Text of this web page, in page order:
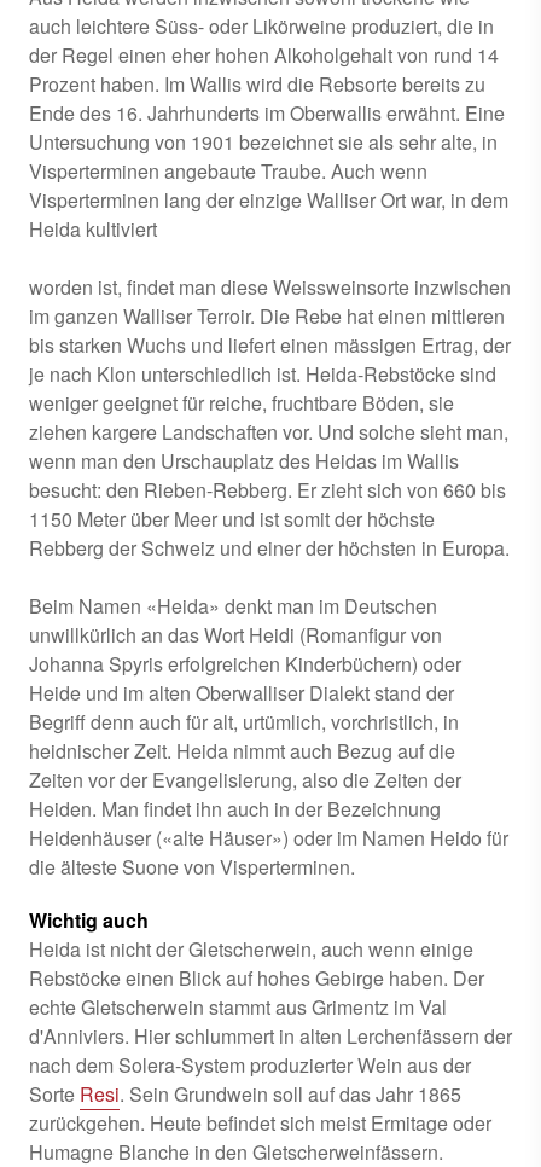
auch leichtere Süss- oder Likörweine produziert, die in
der Regel einen eher hohen Alkoholgehalt von rund 14
Prozent haben. Im Wallis wird die Rebsorte bereits zu
Ende des 16. Jahrhunderts im Oberwallis erwähnt. Eine
Untersuchung von 1901 bezeichnet sie als sehr alte, in
Visperterminen angebaute Traube. Auch wenn
Visperterminen lang der einzige Walliser Ort war, in dem
Heida kultiviert
worden ist, findet man diese Weissweinsorte inzwischen
im ganzen Walliser Terroir. Die Rebe hat einen mittleren
bis starken Wuchs und liefert einen mässigen Ertrag, der
je nach Klon unterschiedlich ist. Heida-Rebstöcke sind
weniger geeignet für reiche, fruchtbare Böden, sie
ziehen kargere Landschaften vor. Und solche sieht man,
wenn man den Urschauplatz des Heidas im Wallis
besucht: den Rieben-Rebberg. Er zieht sich von 660 bis
1150 Meter über Meer und ist somit der höchste
Rebberg der Schweiz und einer der höchsten in Europa.
Beim Namen «Heida» denkt man im Deutschen
unwillkürlich an das Wort Heidi (Romanfigur von
Johanna Spyris erfolgreichen Kinderbüchern) oder
Heide und im alten Oberwalliser Dialekt stand der
Begriff denn auch für alt, urtümlich, vorchristlich, in
heidnischer Zeit. Heida nimmt auch Bezug auf die
Zeiten vor der Evangelisierung, also die Zeiten der
Heiden. Man findet ihn auch in der Bezeichnung
Heidenhäuser («alte Häuser») oder im Namen Heido für
die älteste Suone von Visperterminen.
Wichtig auch
Heida ist nicht der Gletscherwein, auch wenn einige
Rebstöcke einen Blick auf hohes Gebirge haben. Der
echte Gletscherwein stammt aus Grimentz im Val
d'Anniviers. Hier schlummert in alten Lerchenfässern der
nach dem Solera-System produzierter Wein aus der
Sorte Resi. Sein Grundwein soll auf das Jahr 1865
zurückgehen. Heute befindet sich meist Ermitage oder
Humagne Blanche in den Gletscherweinfässern.